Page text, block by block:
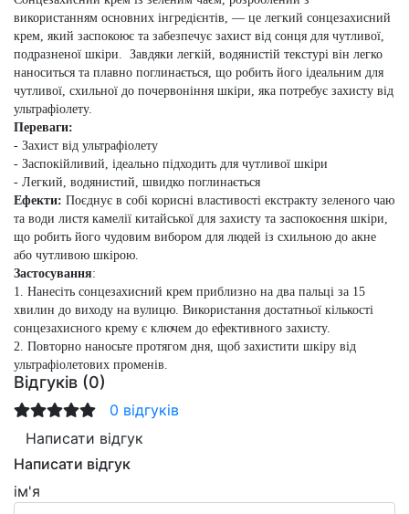
використанням основних інгредієнтів, — це легкий сонцезахисний
крем, який заспокоює та забезпечує захист від сонця для чутливої,
подразненої шкіри. Завдяки легкій, водянистій текстурі він легко
наноситься та плавно поглинається, що робить його ідеальним для
чутливої, схильної до почервоніння шкіри, яка потребує захисту від
ультрафіолету.
Переваги:
- Захист від ультрафіолету
- Заспокійливий, ідеально підходить для чутливої шкіри
- Легкий, водянистий, швидко поглинається
Ефекти: Поєднує в собі корисні властивості екстракту зеленого чаю
та води листя камелії китайської для захисту та заспокоєння шкіри,
що робить його чудовим вибором для людей із схильною до акне
або чутливою шкірою.
Застосування:
1. Нанесіть сонцезахисний крем приблизно на два пальці за 15
хвилин до виходу на вулицю. Використання достатньої кількості
сонцезахисного крему є ключем до ефективного захисту.
2. Повторно наносьте протягом дня, щоб захистити шкіру від
ультрафіолетових променів.
Відгуків (0)
0 відгуків
Написати відгук
Написати відгук
ім'я